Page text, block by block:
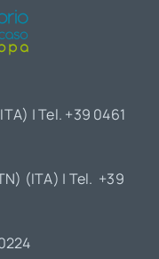
| Tel. +39 0461
(ITA) | Tel. +39